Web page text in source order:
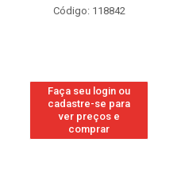
Código: 118842
Faça seu login ou
cadastre-se para
ver preços e
comprar